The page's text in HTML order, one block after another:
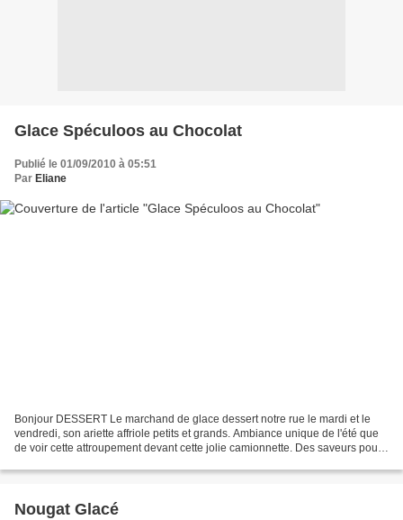
Glace Spéculoos au Chocolat
Publié le 01/09/2010 à 05:51
Par Eliane
Bonjour DESSERT Le marchand de glace dessert notre rue le mardi et le
vendredi, son ariette affriole petits et grands. Ambiance unique de l'été que
de voir cette attroupement devant cette jolie camionnette. Des saveurs pour
Nougat Glacé